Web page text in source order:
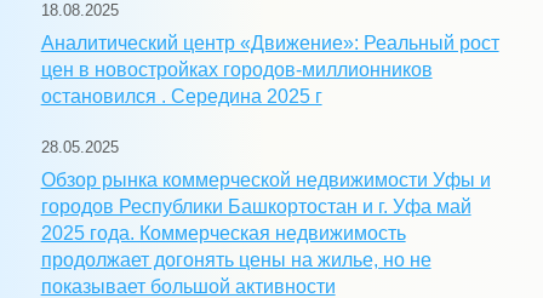
18.08.2025
Аналитический центр «Движение»: Реальный рост
цен в новостройках городов-миллионников
остановился . Середина 2025 г
28.05.2025
Обзор рынка коммерческой недвижимости Уфы и
городов Республики Башкортостан и г. Уфа май
2025 года. Коммерческая недвижимость
продолжает догонять цены на жилье, но не
показывает большой активности